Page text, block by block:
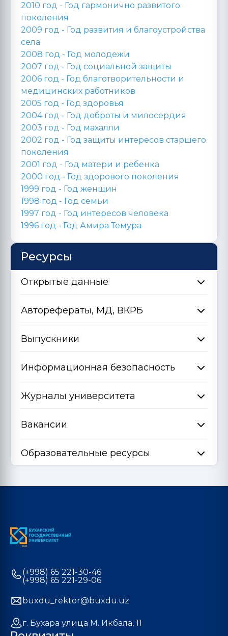
2010 год - Год гармонично развитого
поколения
2009 год - Год развития и благоустройства
села
2008 год - Год молодежи
2007 год - Год социальной защиты
2006 год - Год благотворительности и
медицинских работников
2005 год - Год здоровья
2004 год - Год доброты и милосердия
2003 год - Год махалли
2002 год - Год защиты интересов старшего
поколения
2001 год - Год матери и ребенка
2000 год - Год здорового поколения
1999 год - Год женщин
1998 год - Год семьи
1997 год - Год интересов человека
1996 год - Год Амира Темура
Ресурсы
Открытые данные
Авторефераты, МД, ВКРБ
Выпускники
Информационная безопасность
Журналы университета
Вакансии
Образовательные ресурсы
(+998) 65 221-30-46
(+998) 65 221-29-06
buxdu_rektor@buxdu.uz
г. Бухара улица М. Икбала, 11